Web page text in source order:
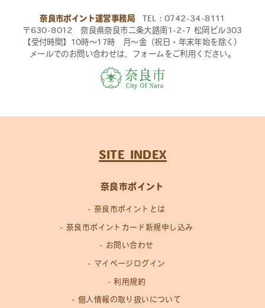
奈良市ポイント運営事務局 TEL：0742-34-8111
〒630-8012 奈良県奈良市二条大路南1-2-7 松岡ビル303
【受付時間】10時〜17時 月〜金（祝日・年末年始を除く）
メールでのお問い合わせは、フォームをご利用ください。
SITE INDEX
奈良市ポイント
奈良市ポイントとは
奈良市ポイントカード新規申し込み
お問い合わせ
マイページログイン
利用規約
個人情報の取り扱いについて